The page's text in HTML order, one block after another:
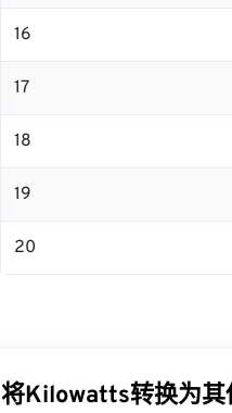
16
17
18
19
20
将Kilowatts转换为其